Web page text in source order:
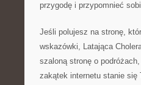
przygodę i przypomnieć
Jeśli polujesz na stronę,
wskazówki, Latająca
szaloną stronę o
zakątek internetu stanie się